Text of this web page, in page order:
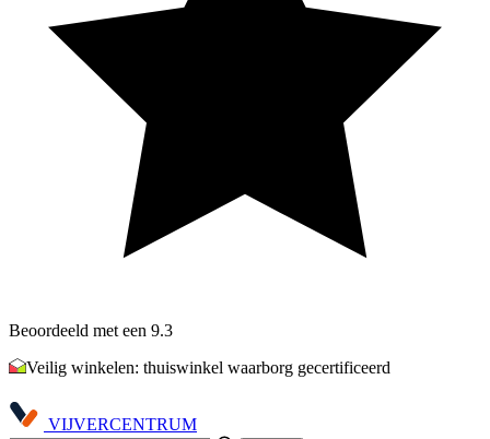
Beoordeeld met een 9.3
Veilig winkelen: thuiswinkel waarborg gecertificeerd
VIJVERCENTRUM